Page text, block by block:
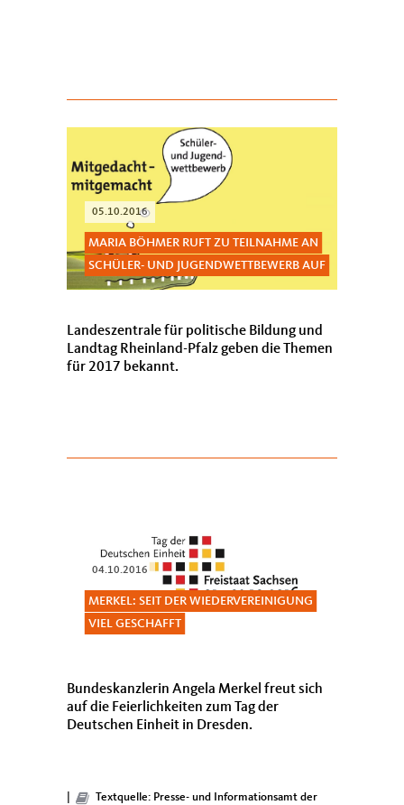
05.10.2016
MARIA BÖHMER RUFT ZU TEILNAHME AN
SCHÜLER- UND JUGENDWETTBEWERB AUF
Landeszentrale für politische Bildung und
Landtag Rheinland-Pfalz geben die Themen
für 2017 bekannt.
04.10.2016
MERKEL: SEIT DER WIEDERVEREINIGUNG
VIEL GESCHAFFT
Bundeskanzlerin Angela Merkel freut sich
auf die Feierlichkeiten zum Tag der
Deutschen Einheit in Dresden.
Textquelle: Presse- und Informationsamt der